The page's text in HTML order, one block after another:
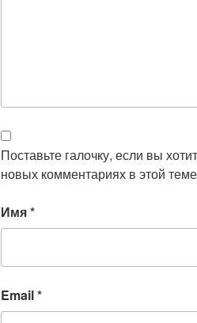
Поставьте галочку, если вы
новых комментариях в этой
Имя*
Email*